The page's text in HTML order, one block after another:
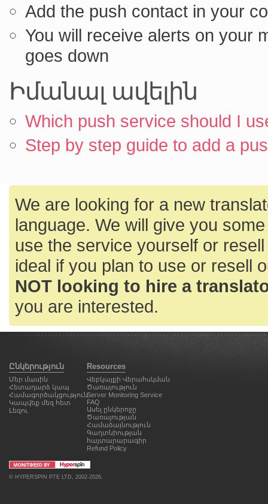
Add the push contact in your
You will receive alerts on your
goes down
Իմանալ ավելին
Which push service should I
Step by step guide to add a
We are looking for a new
language. We will give you
use the service yourself or
ideal if you plan to use or resell
NOT looking to hire a
you are interested.
Ընկերություն
Մեր մասին
Հետադարձ կապ
Համագործակցություն
Կապվեք մեզ հետ
Լեզու
Resources
Վեբկայքի Վերահսկման
Ծառայություն
Server Monitoring Service
FAQ
Ասել ընկերոջը
Ծառայության
Համաձայնություն
Գաղտնիության
հայտարարագիր
Refund Policy
© HYPERSPIN PTE LTD , 2002-2026.